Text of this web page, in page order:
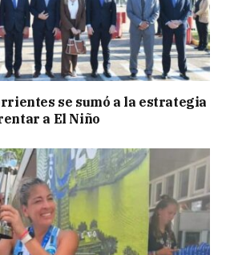
se sumó a la estrategia
a El Niño